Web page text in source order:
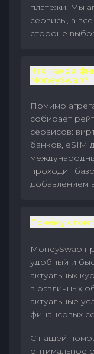
платежи. Мы
сервисы, а
стороне
Что такое
MoneySwap?
Помимо
собирает
сервисов:
банков, eSIM
проходит
добавлением
Почему
MoneySwap
удобный и
актуальных
в различных
актуальные
финансовых
С нашей
оптимальное